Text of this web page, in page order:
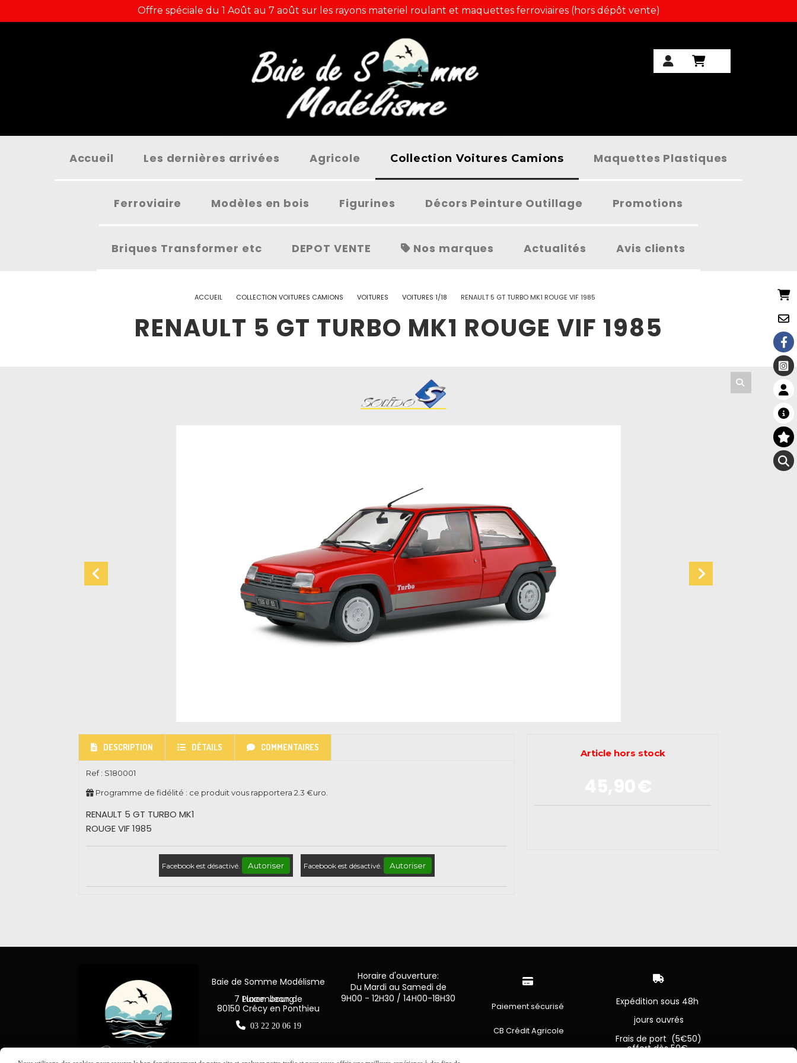
Offre spéciale du 1 Août au 7 août sur les rayons materiel roulant et maquettes ferroviaires (hors dépôt vente)
Accueil Les dernières arrivées Agricole Collection Voitures Camions Maquettes Plastiques
Ferroviaire Modèles en bois Figurines Décors Peinture Outillage Promotions
Briques Transformer etc DEPOT VENTE Nos marques Actualités Avis clients
ACCUEIL COLLECTION VOITURES CAMIONS VOITURES VOITURES 1/18 RENAULT 5 GT TURBO MK1 ROUGE VIF 1985
RENAULT 5 GT TURBO MK1 ROUGE VIF 1985
Article hors stock
DESCRIPTION DÉTAILS COMMENTAIRES
Ref : S180001
Programme de fidélité : ce produit vous rapportera 2.3 €uro.
RENAULT 5 GT TURBO MK1
ROUGE VIF 1985
Facebook est désactivé. Autoriser Facebook est désactivé. Autoriser
Baie de Somme Modélisme
7 Place Jean de Luxembourg
80150 Crécy en Ponthieu
 03 22 20 06 19
Horaire d'ouverture:
Du Mardi au Samedi de
9H00 - 12H30 / 14H00-18H30

Paiement sécurisé
CB Crédit Agricole

Expédition sous 48h
jours ouvrés
Frais de port (5€50)
offert dès 50€